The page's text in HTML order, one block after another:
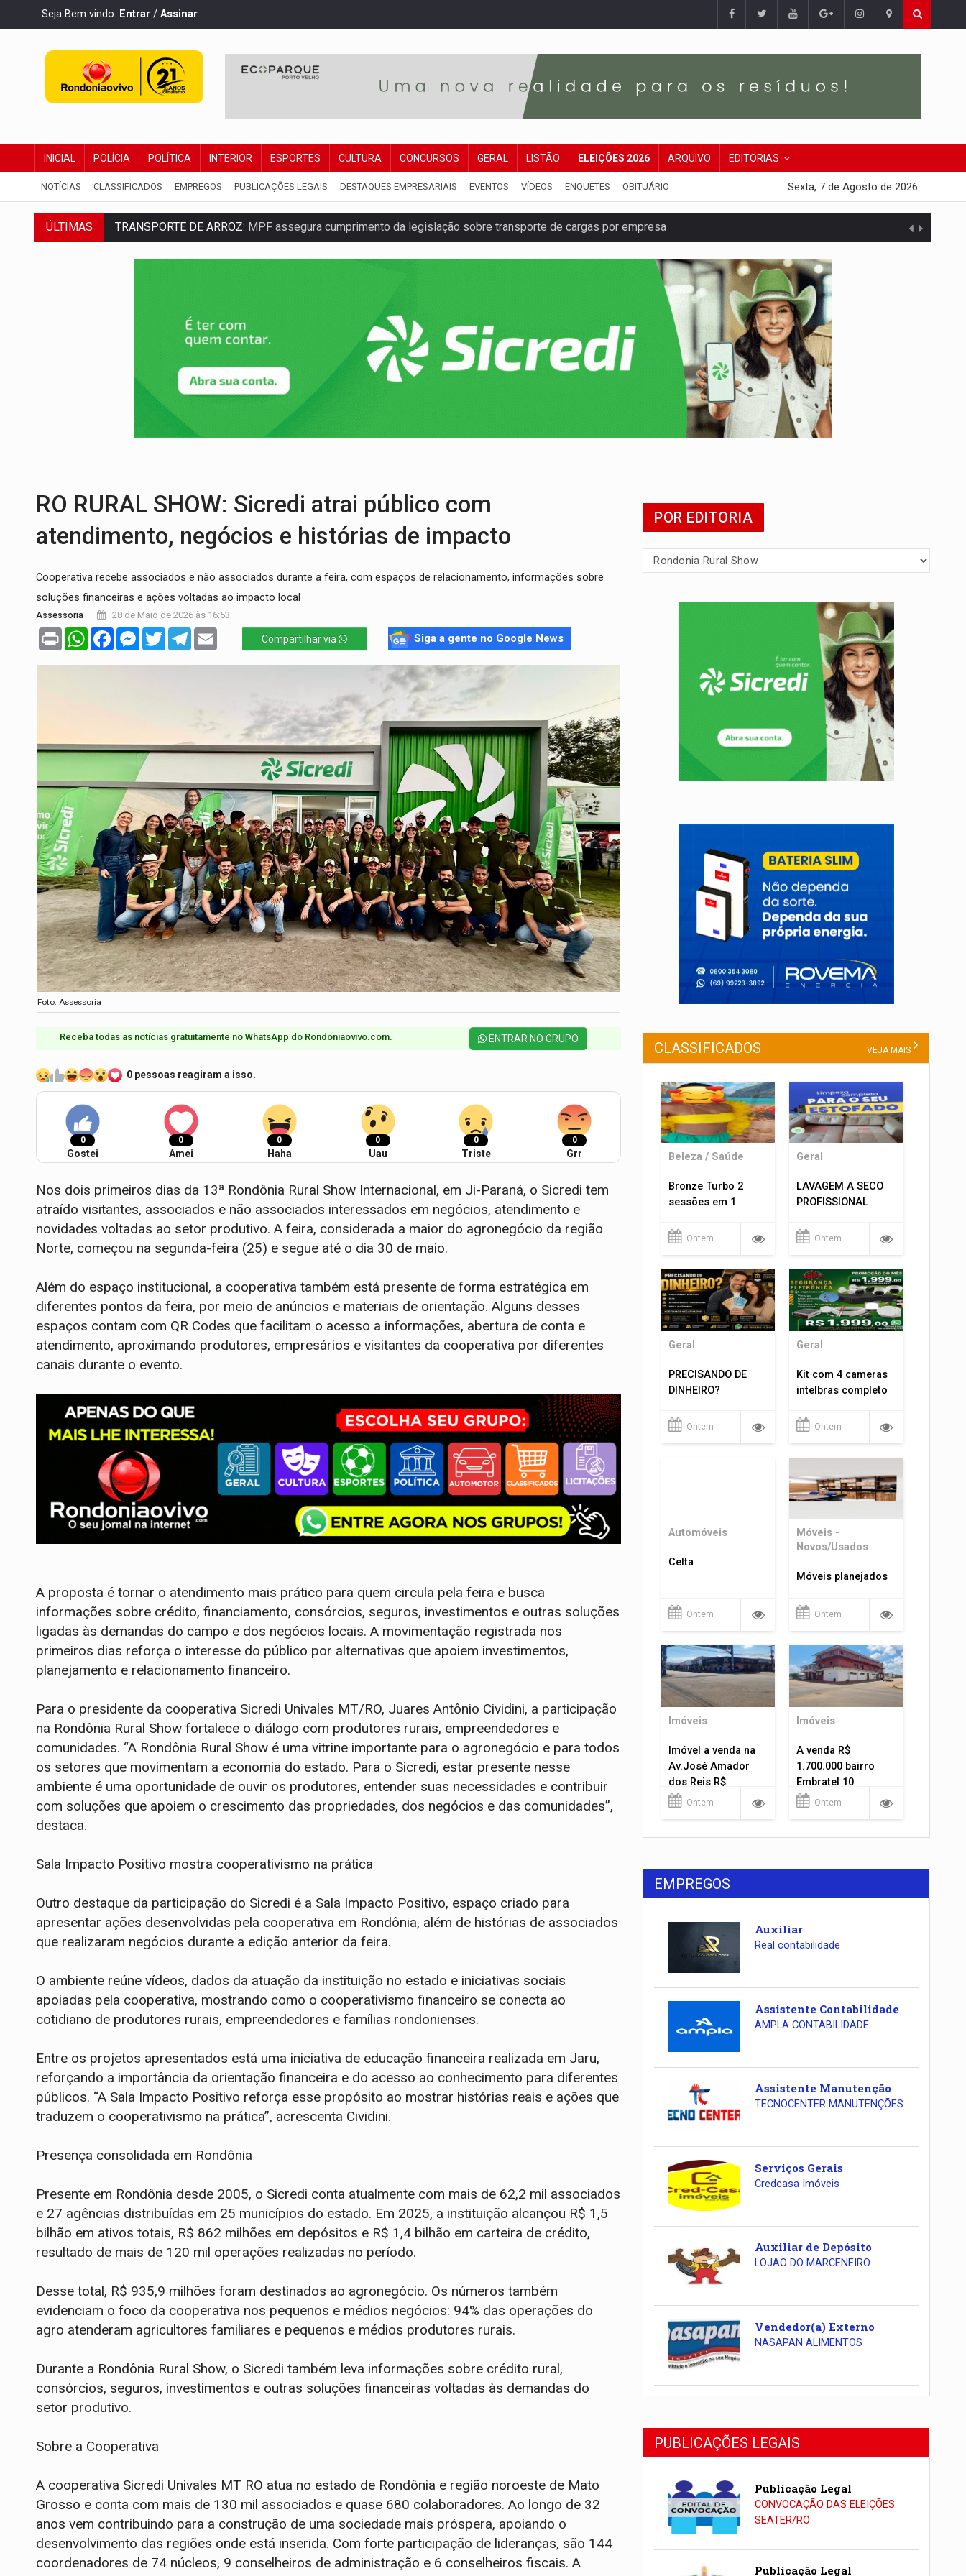
Seja Bem vindo. Entrar / Assinar
INICIAL POLÍCIA POLÍTICA INTERIOR ESPORTES CULTURA CONCURSOS GERAL LISTÃO ELEIÇÕES 2026 ARQUIVO EDITORIAS
NOTÍCIAS CLASSIFICADOS EMPREGOS PUBLICAÇÕES LEGAIS DESTAQUES EMPRESARIAIS EVENTOS VÍDEOS ENQUETES OBITUÁRIO Sexta, 7 de Agosto de 2026
ÚLTIMAS TRANSPORTE DE ARROZ: MPF assegura cumprimento da legislação sobre transporte de cargas por empresa
DEEPFAKE:Sancionada lei contra violência sexual infantil na internet e via IA
Colisão entre caminhão e carro deixa quatro mortos e um em estado grave na BR
Amazônia Negra ganha projeção nacional com participação de Marcela Bonfim
Porto Velho tem chances de chuvas isoladas nesta sexta-feira (7)
SINDICATOS UNIDOS:Assembleia Geral delibera greve da educação municipal em Porto Velho
PROCESSO SELETIVO: Rondoniaovivo abre oficina de Comunicação com oportunidade de integrar equipe
RO RURAL SHOW: Sicredi atrai público com
atendimento, negócios e histórias de impacto
Cooperativa recebe associados e não associados durante a feira, com espaços de relacionamento, informações sobre
soluções financeiras e ações voltadas ao impacto local
Assessoria 28 de Maio de 2026 às 16:53
Print WhatsAppFacebookMessenger
TwitterTelegram Compartilhar via Siga a gente no Google News
Foto: Assessoria
Receba todas as notícias gratuitamente no WhatsApp do Rondoniaovivo.com.​ ENTRAR NO GRUPO
0 pessoas reagiram a isso.
0
Gostei
0
Amei
0
Haha
0
Uau
0
Triste
0
Grr
Nos dois primeiros dias da 13ª Rondônia Rural Show Internacional, em Ji-Paraná, o Sicredi tem
atraído visitantes, associados e não associados interessados em negócios, atendimento e
novidades voltadas ao setor produtivo. A feira, considerada a maior do agronegócio da região
Norte, começou na segunda-feira (25) e segue até o dia 30 de maio.
Além do espaço institucional, a cooperativa também está presente de forma estratégica em
diferentes pontos da feira, por meio de anúncios e materiais de orientação. Alguns desses
espaços contam com QR Codes que facilitam o acesso a informações, abertura de conta e
atendimento, aproximando produtores, empresários e visitantes da cooperativa por diferentes
canais durante o evento.
A proposta é tornar o atendimento mais prático para quem circula pela feira e busca
informações sobre crédito, financiamento, consórcios, seguros, investimentos e outras soluções
ligadas às demandas do campo e dos negócios locais. A movimentação registrada nos
primeiros dias reforça o interesse do público por alternativas que apoiem investimentos,
planejamento e relacionamento financeiro.
Para o presidente da cooperativa Sicredi Univales MT/RO, Juares Antônio Cividini, a participação
na Rondônia Rural Show fortalece o diálogo com produtores rurais, empreendedores e
comunidades. “A Rondônia Rural Show é uma vitrine importante para o agronegócio e para todos
os setores que movimentam a economia do estado. Para o Sicredi, estar presente nesse
ambiente é uma oportunidade de ouvir os produtores, entender suas necessidades e contribuir
com soluções que apoiem o crescimento das propriedades, dos negócios e das comunidades”,
destaca.
Sala Impacto Positivo mostra cooperativismo na prática
Outro destaque da participação do Sicredi é a Sala Impacto Positivo, espaço criado para
apresentar ações desenvolvidas pela cooperativa em Rondônia, além de histórias de associados
que realizaram negócios durante a edição anterior da feira.
O ambiente reúne vídeos, dados da atuação da instituição no estado e iniciativas sociais
apoiadas pela cooperativa, mostrando como o cooperativismo financeiro se conecta ao
cotidiano de produtores rurais, empreendedores e famílias rondonienses.
Entre os projetos apresentados está uma iniciativa de educação financeira realizada em Jaru,
reforçando a importância da orientação financeira e do acesso ao conhecimento para diferentes
públicos. “A Sala Impacto Positivo reforça esse propósito ao mostrar histórias reais e ações que
traduzem o cooperativismo na prática”, acrescenta Cividini.
Presença consolidada em Rondônia
Presente em Rondônia desde 2005, o Sicredi conta atualmente com mais de 62,2 mil associados
e 27 agências distribuídas em 25 municípios do estado. Em 2025, a instituição alcançou R$ 1,5
bilhão em ativos totais, R$ 862 milhões em depósitos e R$ 1,4 bilhão em carteira de crédito,
resultado de mais de 120 mil operações realizadas no período.
Desse total, R$ 935,9 milhões foram destinados ao agronegócio. Os números também
evidenciam o foco da cooperativa nos pequenos e médios negócios: 94% das operações do
agro atenderam agricultores familiares e pequenos e médios produtores rurais.
Durante a Rondônia Rural Show, o Sicredi também leva informações sobre crédito rural,
consórcios, seguros, investimentos e outras soluções financeiras voltadas às demandas do
setor produtivo.
Sobre a Cooperativa
A cooperativa Sicredi Univales MT RO atua no estado de Rondônia e região noroeste de Mato
Grosso e conta com mais de 130 mil associados e quase 680 colaboradores. Ao longo de 32
anos vem contribuindo para a construção de uma sociedade mais próspera, apoiando o
desenvolvimento das regiões onde está inserida. Com forte participação de lideranças, são 144
coordenadores de 74 núcleos, 9 conselheiros de administração e 6 conselheiros fiscais. A
POR EDITORIA
CLASSIFICADOS VEJA MAIS
Beleza / Saúde
Bronze Turbo 2
sessões em 1
Ontem
Geral
LAVAGEM A SECO
PROFISSIONAL
Ontem
Geral
PRECISANDO DE
DINHEIRO?
Ontem
Geral
Kit com 4 cameras
intelbras completo
Ontem
Automóveis
Celta
Ontem
Móveis -
Novos/Usados
Móveis planejados
Ontem
Imóveis
Imóvel a venda na
Av.José Amador
dos Reis R$
1.400.000
Ontem
Imóveis
A venda R$
1.700.000 bairro
Embratel 10
apartamentos!
Ontem
EMPREGOS
Auxiliar
Real contabilidade
Assistente Contabilidade
AMPLA CONTABILIDADE
Assistente Manutenção
TECNOCENTER MANUTENÇÕES
Serviços Gerais
Credcasa Imóveis
Auxiliar de Depósito
LOJAO DO MARCENEIRO
Vendedor(a) Externo
NASAPAN ALIMENTOS
PUBLICAÇÕES LEGAIS
Publicação Legal
CONVOCAÇÃO DAS ELEIÇÕES:
SEATER/RO
Publicação Legal